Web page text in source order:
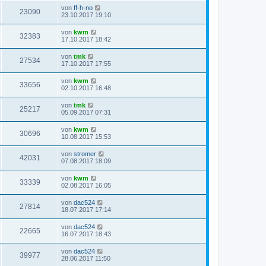
23090 von ff-h-no
23.10.2017 19:10
32383 von kwm
17.10.2017 18:42
27534 von tmk
17.10.2017 17:55
33656 von kwm
02.10.2017 16:48
25217 von tmk
05.09.2017 07:31
30696 von kwm
10.08.2017 15:53
42031 von stromer
07.08.2017 18:09
33339 von kwm
02.08.2017 16:05
27814 von dac524
18.07.2017 17:14
22665 von dac524
16.07.2017 18:43
39977 von dac524
28.06.2017 11:50